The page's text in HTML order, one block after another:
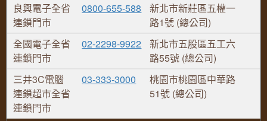
良興電子全省
連鎖門市
0800-655-588
新北市新莊區五權一
路1號 (總公司)
全國電子全省
連鎖門市
02-2298-9922
新北市五股區五工六
路55號 (總公司)
三井3C電腦
連鎖超市全省
連鎖門市
03-333-3000
桃園市桃園區中華路
51號 (總公司)